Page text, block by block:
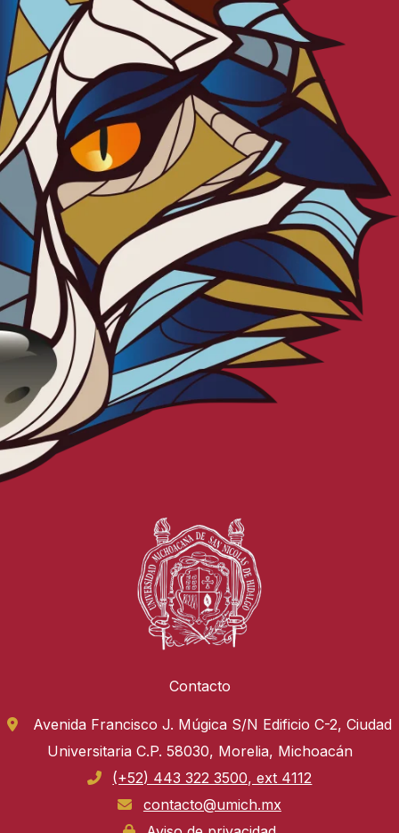
Contacto
Avenida Francisco J. Múgica S/N Edificio C-2, Ciudad
Universitaria C.P. 58030, Morelia, Michoacán
(+52) 443 322 3500, ext 4112
contacto@umich.mx